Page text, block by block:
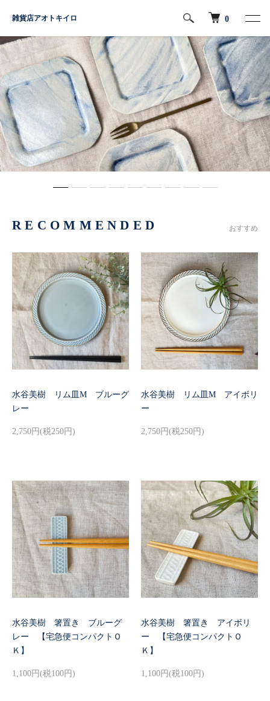
雑貨店アオトキイロ 0
RECOMMENDED おすすめ
水谷美樹 リム皿M ブルーグ
レー
2,750円(税250円)
水谷美樹 リム皿M アイボリ
ー
2,750円(税250円)
水谷美樹 箸置き ブルーグ
レー 【宅急便コンパクトＯ
Ｋ】
1,100円(税100円)
水谷美樹 箸置き アイボリ
ー 【宅急便コンパクトＯ
Ｋ】
1,100円(税100円)